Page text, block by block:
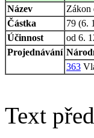
Název
Zákon
Částka
79 (6.
Účinnost
od 6.
Projednávání
363
Text